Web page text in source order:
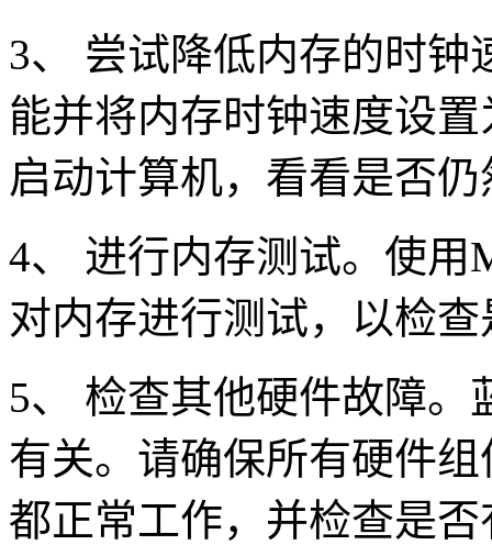
3、 尝试降低内存的时钟
能并将内存时钟速度设
启动计算机，看看是否
4、 进行内存测试。使用
对内存进行测试，以检
5、 检查其他硬件故障
有关。请确保所有硬件
都正常工作，并检查是